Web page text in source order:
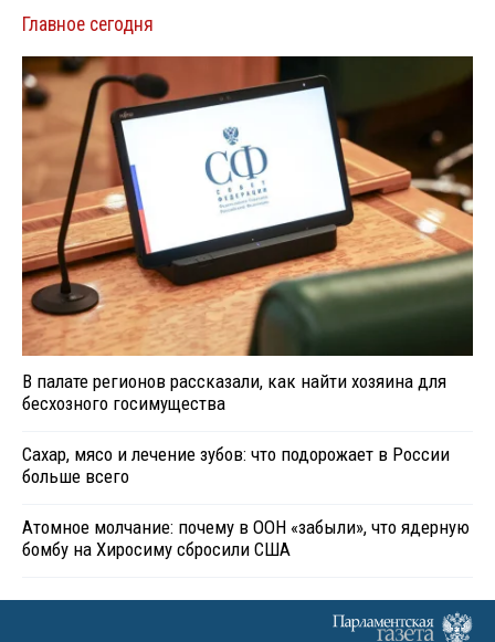
Главное сегодня
В палате регионов рассказали, как найти хозяина для
бесхозного госимущества
Сахар, мясо и лечение зубов: что подорожает в России
больше всего
Атомное молчание: почему в ООН «забыли», что ядерную
бомбу на Хиросиму сбросили США